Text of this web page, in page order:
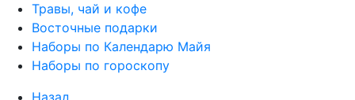
Травы, чай и кофе
Восточные подарки
Наборы по Календарю Майя
Наборы по гороскопу
Назад